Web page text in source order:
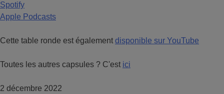
Spotify
Apple Podcasts
Cette table ronde est également disponible sur YouTube
Toutes les autres capsules ? C'est ici
2 décembre 2022